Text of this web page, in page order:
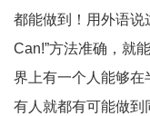
都能做到！用外语说
Can!”方法准确，就
界上有一个人能够在
有人就都有可能做到